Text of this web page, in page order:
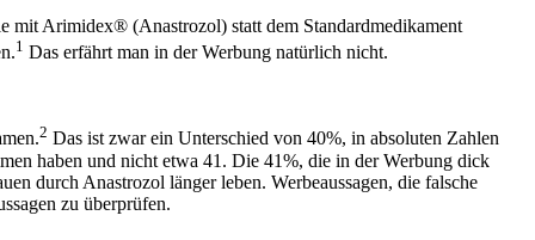
mit Arimidex® (Anastrozol) statt dem Standardmedikament
1 Das erfährt man in der Werbung natürlich nicht.
2 Das ist zwar ein Unterschied von 40%, in absoluten Zahlen
haben und nicht etwa 41. Die 41%, die in der Werbung dick
durch Anastrozol länger leben. Werbeaussagen, die falsche
zu überprüfen.